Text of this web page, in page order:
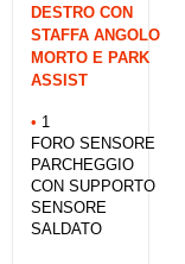
DESTRO CON
STAFFA ANGOLO
MORTO E PARK
ASSIST
• 1
FORO SENSORE
PARCHEGGIO
CON SUPPORTO
SENSORE
SALDATO